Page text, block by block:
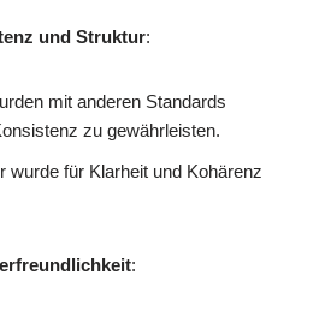
und Struktur:
mit anderen Standards
zu gewährleisten.
wurde für Klarheit und Kohärenz
: